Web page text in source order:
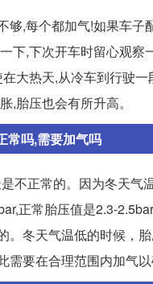
够,每个都加气!如果车子
下,下次开车时留心观察
大热天,从冷车到行驶
,胎压也会有所升高。
常吗,需要加气吗
不正常的。因为冬天气
正常胎压值是2.3-
。冬天气温低的时候，
需要在合理范围内加气以